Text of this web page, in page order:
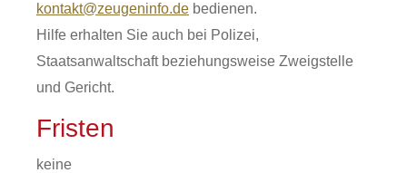
kontakt@zeugeninfo.de bedienen.
Hilfe erhalten Sie auch bei Polizei,
Staatsanwaltschaft beziehungsweise Zweigstelle
und Gericht.
Fristen
keine